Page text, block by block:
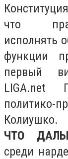
что
исполнять
функции
первый
LIGA.net
Колиушко.
ЧТО
среди